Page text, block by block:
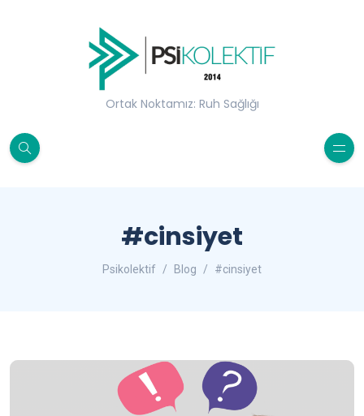
Ortak Noktamız: Ruh Sağlığı
#cinsiyet
Psikolektif Blog #cinsiyet